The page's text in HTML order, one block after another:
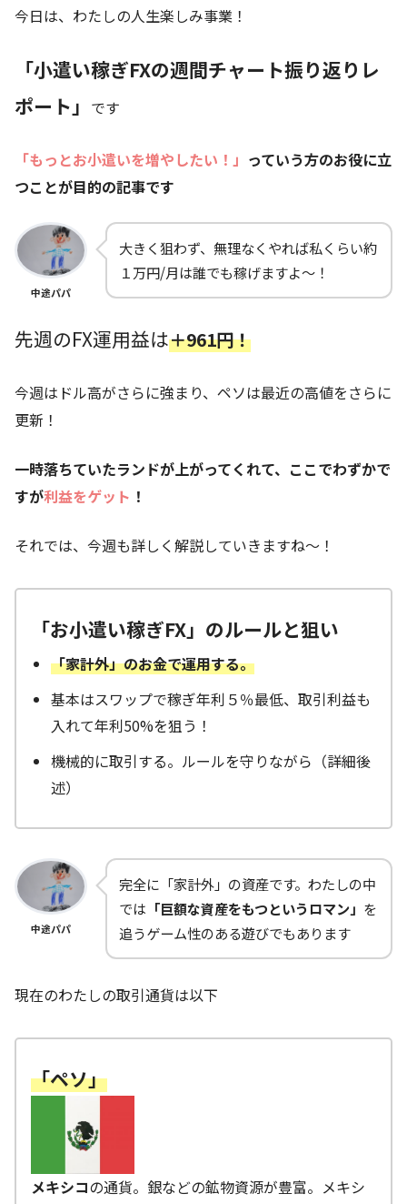
今日は、わたしの人生楽しみ事業！
「小遣い稼ぎFXの週間チャート振り返りレ
ポート」 です
「もっとお小遣いを増やしたい！」 っていう方のお役に立
つことが目的の記事です
中途パパ
大きく狙わず、無理なくやれば私くらい約
１万円/月は誰でも稼げますよ～！
先週のFX運用益は＋961円！
今週はドル高がさらに強まり、ペソは最近の高値をさらに
更新！
一時落ちていたランドが上がってくれて、ここでわずかで
すが利益をゲット ！
それでは、今週も詳しく解説していきますね～！
「お小遣い稼ぎFX」のルールと狙い
「家計外」のお金で運用する。
基本はスワップで稼ぎ年利５％最低、取引利益も
入れて年利50%を狙う！
機械的に取引する。ルールを守りながら（詳細後
述）
中途パパ
完全に「家計外」の資産です。わたしの中
では 「巨額な資産をもつというロマン」 を
追うゲーム性のある遊びでもあります
現在のわたしの取引通貨は以下
「ペソ」
メキシコの通貨。銀などの鉱物資源が豊富。メキシ